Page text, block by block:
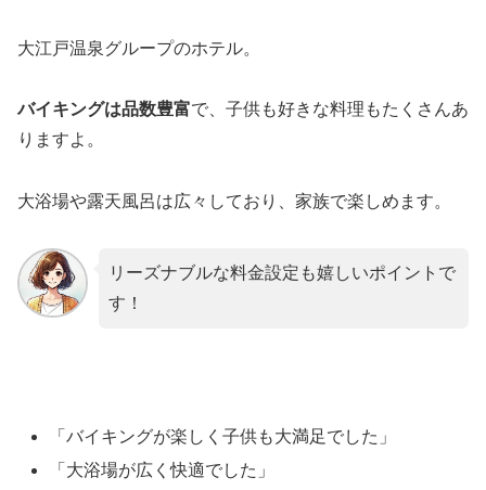
大江戸温泉グループのホテル。
バイキングは品数豊富で、子供も好きな料理もたくさんあ
りますよ。
大浴場や露天風呂は広々しており、家族で楽しめます。
リーズナブルな料金設定も嬉しいポイントで
す！
「バイキングが楽しく子供も大満足でした」
「大浴場が広く快適でした」